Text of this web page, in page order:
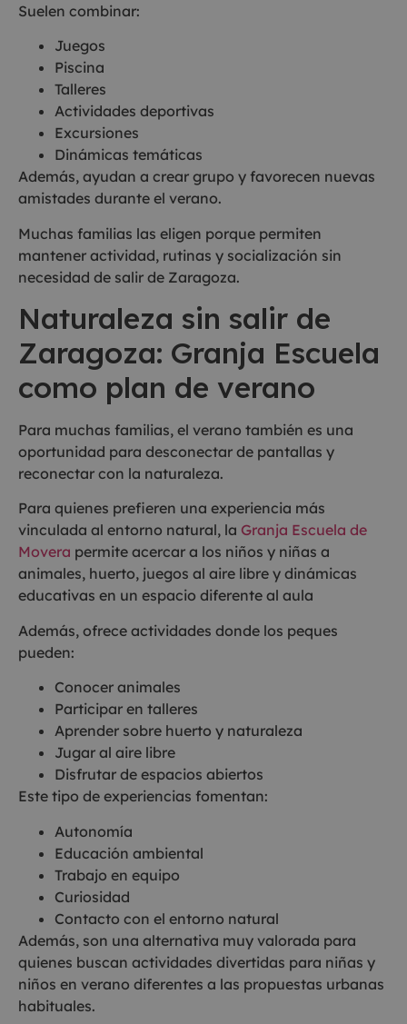
Suelen combinar:
Juegos
Piscina
Talleres
Actividades deportivas
Excursiones
Dinámicas temáticas
Además, ayudan a crear grupo y favorecen nuevas
amistades durante el verano.
Muchas familias las eligen porque permiten
mantener actividad, rutinas y socialización sin
necesidad de salir de Zaragoza.
Naturaleza sin salir de
Zaragoza: Granja Escuela
como plan de verano
Para muchas familias, el verano también es una
oportunidad para desconectar de pantallas y
reconectar con la naturaleza.
Para quienes prefieren una experiencia más
vinculada al entorno natural, la Granja Escuela de
Movera permite acercar a los niños y niñas a
animales, huerto, juegos al aire libre y dinámicas
educativas en un espacio diferente al aula
Además, ofrece actividades donde los peques
pueden:
Conocer animales
Participar en talleres
Aprender sobre huerto y naturaleza
Jugar al aire libre
Disfrutar de espacios abiertos
Este tipo de experiencias fomentan:
Autonomía
Educación ambiental
Trabajo en equipo
Curiosidad
Contacto con el entorno natural
Además, son una alternativa muy valorada para
quienes buscan actividades divertidas para niñas y
niños en verano diferentes a las propuestas urbanas
habituales.